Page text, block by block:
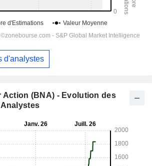
d'analystes
Action (BNA) - Evolution des